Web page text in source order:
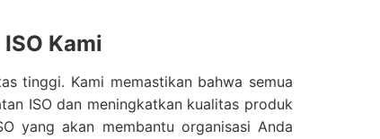
Kami
tinggi. Kami memastikan bahwa semua
ISO dan meningkatkan kualitas produk
yang akan membantu organisasi Anda